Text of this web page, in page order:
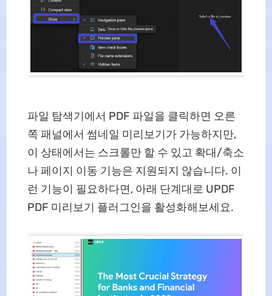
파일 탐색기에서 PDF 파일을 클릭하면 오른
쪽 패널에서 썸네일 미리보기가 가능하지만,
이 상태에서는 스크롤만 할 수 있고 확대/축소
나 페이지 이동 기능은 지원되지 않습니다. 이
런 기능이 필요하다면, 아래 단계대로 UPDF
PDF 미리보기 플러그인을 활성화해보세요.